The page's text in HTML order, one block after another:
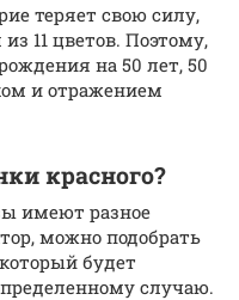
теряет свою силу,
11 цветов. Поэтому,
на 50 лет, 50
и отражением
красного?
имеют разное
можно подобрать
будет
случаю.